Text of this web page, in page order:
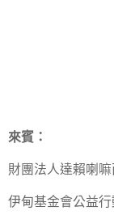
來賓：
財團法人達賴喇
伊甸基金會公益